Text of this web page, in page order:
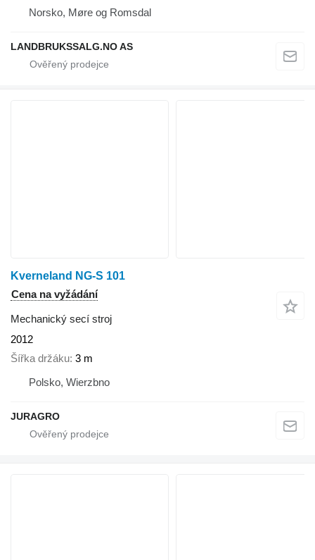
Norsko, Møre og Romsdal
LANDBRUKSSALG.NO AS
Kverneland NG-S 101
Cena na vyžádání
Mechanický secí stroj
2012
Šířka držáku 3 m
Polsko, Wierzbno
JURAGRO